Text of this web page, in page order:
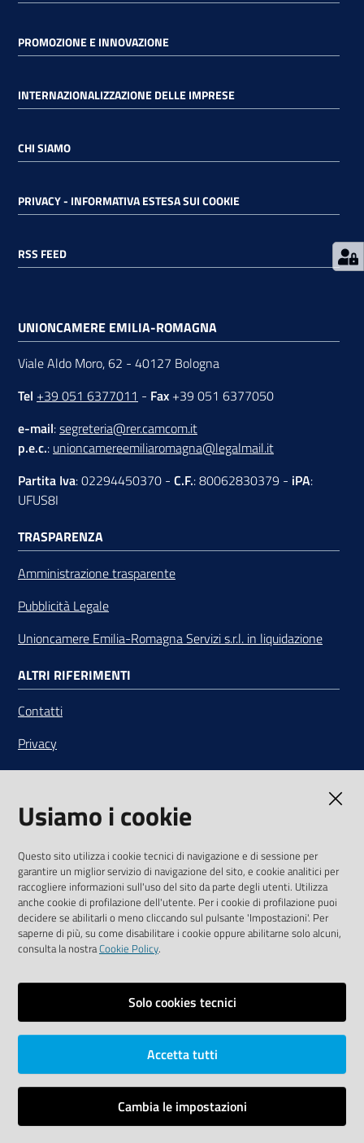
RSS
Seguici
PROMOZIONE E INNOVAZIONE
INTERNAZIONALIZZAZIONE DELLE IMPRESE
CHI SIAMO
PRIVACY - INFORMATIVA ESTESA SUI COOKIE
RSS FEED
UNIONCAMERE EMILIA-ROMAGNA
Viale Aldo Moro, 62 - 40127 Bologna
Tel +39 051 6377011 - Fax +39 051 6377050
e-mail:segreteria@rer.camcom.it
p.e.c.: unioncamereemiliaromagna@legalmail.it
Partita Iva: 02294450370 - C.F.: 80062830379 - iPA:
UFUS8I
TRASPARENZA
Amministrazione trasparente
Pubblicità Legale
Unioncamere Emilia-Romagna Servizi s.r.l. in liquidazione
ALTRI RIFERIMENTI
Contatti
Privacy
Note legali
Media Policy
SEGUICI SU
YoutubeTwitterLinkedinFacebookInstagram
Vai alla pagina
Area riservata
Dichiarazione di accessibilità
Credits
Usiamo i cookie
Questo sito utilizza i cookie tecnici di navigazione e di sessione per
garantire un miglior servizio di navigazione del sito, e cookie analitici per
raccogliere informazioni sull'uso del sito da parte degli utenti. Utilizza
anche cookie di profilazione dell'utente. Per i cookie di profilazione puoi
decidere se abilitarli o meno cliccando sul pulsante 'Impostazioni'. Per
saperne di più, su come disabilitare i cookie oppure abilitarne solo alcuni,
consulta la nostraCookie Policy.
Solo cookies tecnici
Accetta tutti
Cambia le impostazioni